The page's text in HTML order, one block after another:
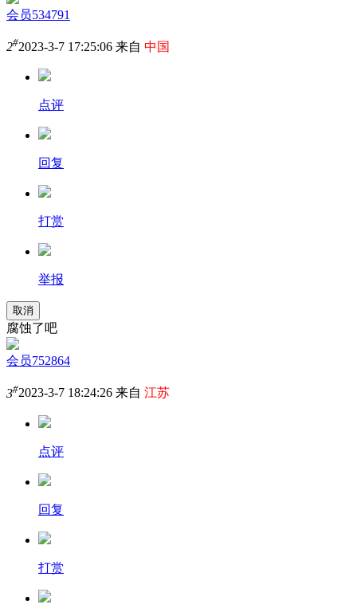
会员534791
2#2023-3-7 17:25:06 来自 中国
点评
回复
打赏
举报
取消
腐蚀了吧
会员752864
3#2023-3-7 18:24:26 来自 江苏
点评
回复
打赏